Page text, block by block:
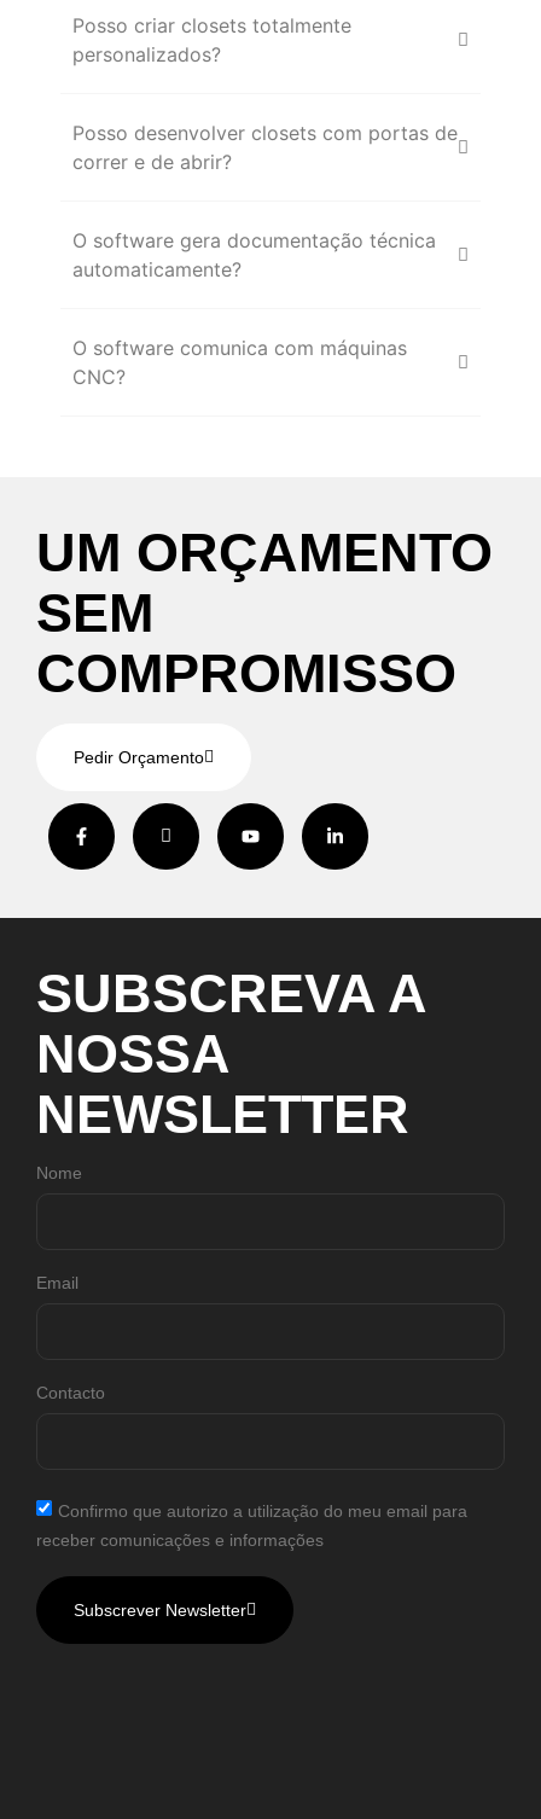
Posso criar closets totalmente
personalizados?
Posso desenvolver closets com portas de
correr e de abrir?
O software gera documentação técnica
automaticamente?
O software comunica com máquinas
CNC?
UM ORÇAMENTO
SEM
COMPROMISSO
Pedir Orçamento
SUBSCREVA A
NOSSA
NEWSLETTER
Nome
Email
Contacto
Confirmo que autorizo a utilização do meu email para
receber comunicações e informações
Subscrever Newsletter